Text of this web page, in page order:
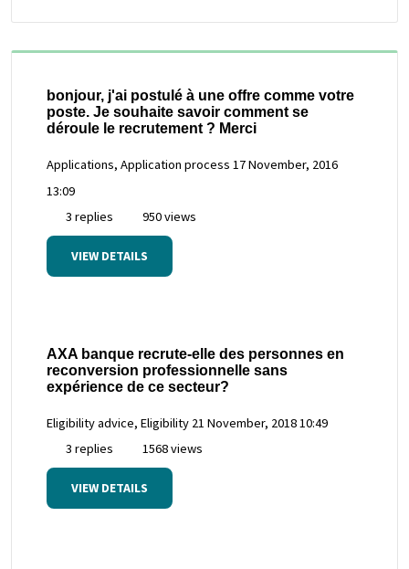
bonjour, j'ai postulé à une offre comme votre
poste. Je souhaite savoir comment se
déroule le recrutement ? Merci
Applications, Application process 17 November, 2016
13:09
3 replies
950 views
VIEW DETAILS
AXA banque recrute-elle des personnes en
reconversion professionnelle sans
expérience de ce secteur?
Eligibility advice, Eligibility 21 November, 2018 10:49
3 replies
1568 views
VIEW DETAILS